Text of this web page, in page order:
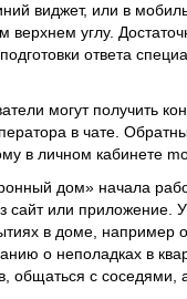
виджет, или в
верхнем углу.
ответа
могут получить
в чате.
в личном кабинете
дом» начала
сайт или приложение.
в доме, например
о неполадках в
общаться с